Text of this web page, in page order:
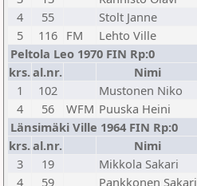
4
55 Stolt Janne
5
116 FM Lehto Ville
Peltola Leo 1970 FIN Rp:0
krs.al.nr. Nimi
1
102 Mustonen Niko
4
56 WFM Puuska Heini
Länsimäki Ville 1964 FIN Rp:0
krs.al.nr. Nimi
3
19 Mikkola Sakari
4
59 Pankkonen Sakari